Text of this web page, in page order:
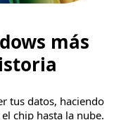
más
tus datos, haciendo
chip hasta la nube.